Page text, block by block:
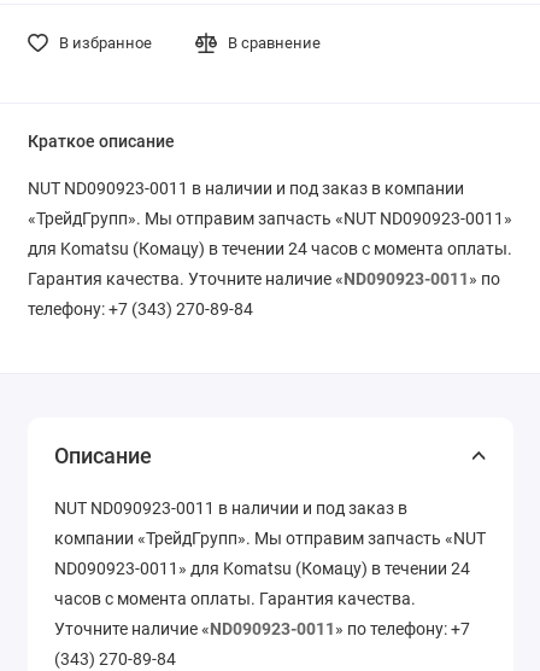
В избранное В сравнение
Краткое описание
NUT ND090923-0011 в наличии и под заказ в компании
«ТрейдГрупп». Мы отправим запчасть «NUT ND090923-0011»
для Komatsu (Комацу) в течении 24 часов с момента оплаты.
Гарантия качества. Уточните наличие «ND090923-0011» по
телефону: +7 (343) 270-89-84
Описание
NUT ND090923-0011 в наличии и под заказ в
компании «ТрейдГрупп». Мы отправим запчасть «NUT
ND090923-0011» для Komatsu (Комацу) в течении 24
часов с момента оплаты. Гарантия качества.
Уточните наличие «ND090923-0011» по телефону: +7
(343) 270-89-84